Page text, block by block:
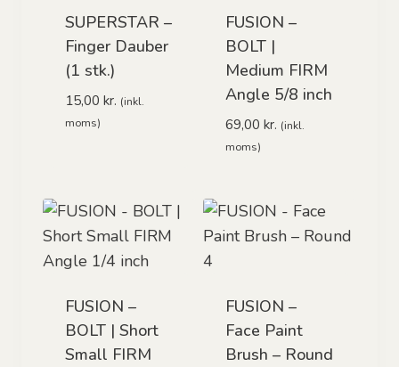
SUPERSTAR –
Finger Dauber
(1 stk.)
15,00 kr. (inkl.
moms)
FUSION –
BOLT |
Medium FIRM
Angle 5/8 inch
69,00 kr. (inkl.
moms)
FUSION –
BOLT | Short
Small FIRM
FUSION –
Face Paint
Brush – Round